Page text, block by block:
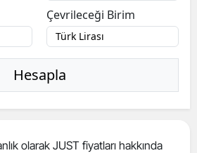
Bitlis
Bolu
Bursa
Çevrileceği Birim
Hesapla
olarak JUST fiyatları hakkında